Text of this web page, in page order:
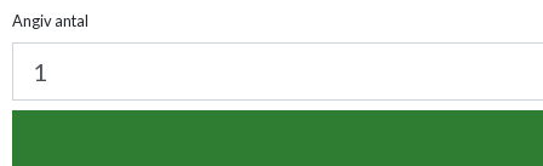
Handske MaxiDry
Plantetorvets grønne vandingspose 75 liter
Angiv antal